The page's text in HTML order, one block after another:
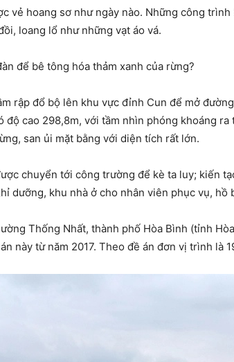
vẻ hoang sơ như ngày nào. Những công
loang lổ như những vạt áo vá.
để bê tông hóa thảm xanh của rừng?
rập đổ bộ lên khu vực đỉnh Cun để mở
cao 298,8m, với tầm nhìn phóng khoáng
san ủi mặt bằng với diện tích rất lớn.
chuyển tới công trường để kè ta luy; kiến
dưỡng, khu nhà ở cho nhân viên phục vụ, hồ
Thống Nhất, thành phố Hòa Bình (tỉnh
này từ năm 2017. Theo đề án đơn vị trình là